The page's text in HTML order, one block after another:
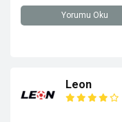
Yorumu Oku
Leon